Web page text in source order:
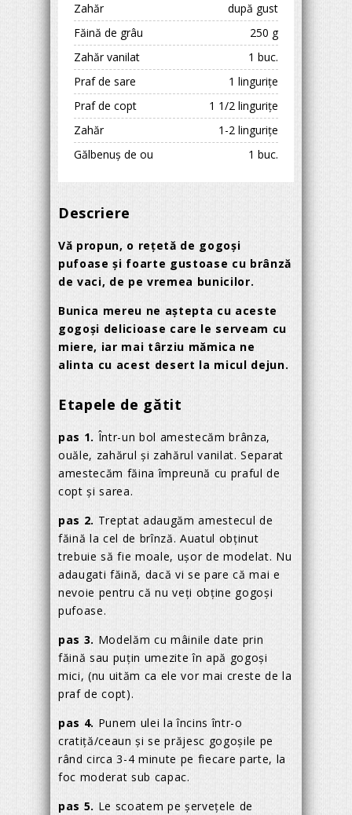
Zahăr
după gust
Făină de grâu
250 g
Zahăr vanilat
1 buc.
Praf de sare
1 lingurițe
Praf de copt
1 1/2 lingurițe
Zahăr
1-2 lingurițe
Gălbenuș de ou
1 buc.
Descriere
Vă propun, o rețetă de gogoși
pufoase și foarte gustoase cu brânză
de vaci, de pe vremea bunicilor.
Bunica mereu ne aștepta cu aceste
gogoși delicioase care le serveam cu
miere, iar mai târziu mămica ne
alinta cu acest desert la micul dejun.
Etapele de gătit
pas 1. Într-un bol amestecăm brânza,
ouăle, zahărul și zahărul vanilat. Separat
amestecăm făina împreună cu praful de
copt și sarea.
pas 2. Treptat adaugăm amestecul de
făină la cel de brînză. Auatul obținut
trebuie să fie moale, uşor de modelat. Nu
adaugati făină, dacă vi se pare că mai e
nevoie pentru că nu veți obține gogoși
pufoase.
pas 3. Modelăm cu mâinile date prin
făină sau puțin umezite în apă gogoși
mici, (nu uităm ca ele vor mai creste de la
praf de copt).
pas 4. Punem ulei la încins într-o
cratiță/ceaun şi se prăjesc gogoşile pe
rând circa 3-4 minute pe fiecare parte, la
foc moderat sub capac.
pas 5. Le scoatem pe șervețele de